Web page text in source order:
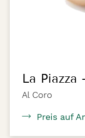
La Piazza
Al Coro
Preis auf